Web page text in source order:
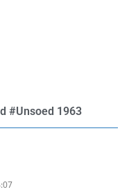
#Unsoed 1963